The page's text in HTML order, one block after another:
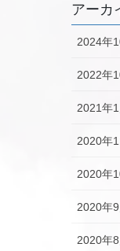
アーカ
2024年
2022年
2021年1
2020年
2020年
2020年9
2020年8